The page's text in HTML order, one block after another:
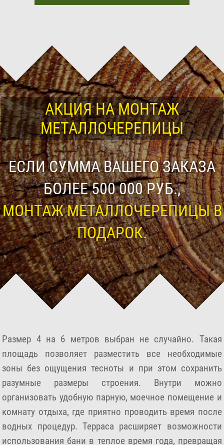
АКЦИЯ НА МОНТАЖ
МЕТАЛЛОЧЕРЕПИЦЫ
ЕСЛИ СУММА ВАШЕГО ЗАКАЗА
БОЛЕЕ 500 000 РУБ.,
МОНТАЖ МЕТАЛЛОЧЕРЕПИЦЫ В
ПОДАРОК.
Размер 4 на 6 метров выбран не случайно. Такая
площадь позволяет разместить все необходимые
зоны без ощущения тесноты и при этом сохранить
разумные размеры строения. Внутри можно
организовать удобную парную, моечное помещение и
комнату отдыха, где приятно проводить время после
водных процедур. Терраса расширяет возможности
использования бани в теплое время года, превращая